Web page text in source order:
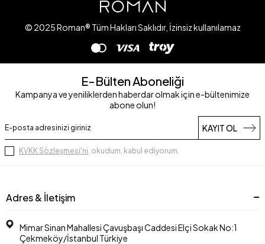
© 2025 Roman® Tüm Hakları Saklıdır, İzinsiz kullanılamaz
E-Bülten Aboneliği
Kampanya ve yeniliklerden haberdar olmak için e-bültenimize
abone olun!
KAYIT OL
KVKK Sözleşmesi'ni , okudum, kabul ediyorum.
Adres & İletişim
Mimar Sinan Mahallesi Çavuşbaşı Caddesi Elçi Sokak No:1
Çekmeköy/İstanbul Türkiye